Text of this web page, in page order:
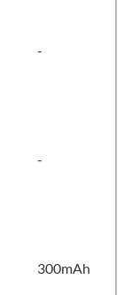
-
-
300mAh